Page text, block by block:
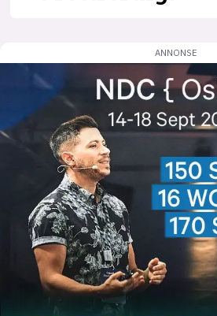
mørk modus
nyhetsbrev
kode24-klubben
LinkedIn
Bluesky
Facebook
annonsepriser
annonseguide